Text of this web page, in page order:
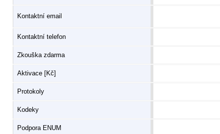
Kontaktní email
Kontaktní telefon
Zkouška zdarma
Aktivace [Kč]
Protokoly
Kodeky
Podpora ENUM